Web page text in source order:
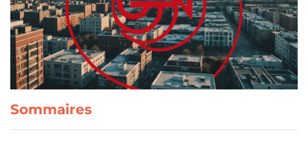
Sommaires